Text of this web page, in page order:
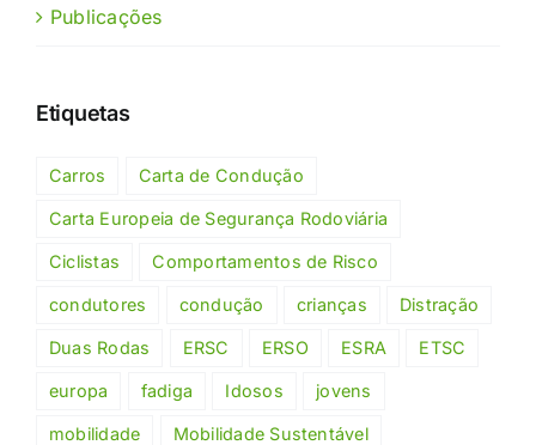
Publicações
Etiquetas
Carros Carta de Condução
Carta Europeia de Segurança Rodoviária
Ciclistas Comportamentos de Risco
condutores condução crianças Distração
Duas Rodas ERSC ERSO ESRA ETSC
europa fadiga Idosos jovens
mobilidade Mobilidade Sustentável